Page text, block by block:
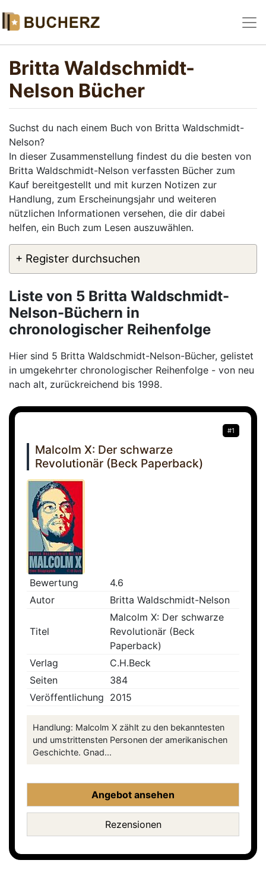
Britta Waldschmidt-
Nelson Bücher
Suchst du nach einem Buch von Britta Waldschmidt-
Nelson?
In dieser Zusammenstellung findest du die besten von
Britta Waldschmidt-Nelson verfassten Bücher zum
Kauf bereitgestellt und mit kurzen Notizen zur
Handlung, zum Erscheinungsjahr und weiteren
nützlichen Informationen versehen, die dir dabei
helfen, ein Buch zum Lesen auszuwählen.
+ Register durchsuchen
Liste von 5 Britta Waldschmidt-
Nelson-Büchern in
chronologischer Reihenfolge
Hier sind 5 Britta Waldschmidt-Nelson-Bücher, gelistet
in umgekehrter chronologischer Reihenfolge - von neu
nach alt, zurückreichend bis 1998.
#1
Malcolm X: Der schwarze
Revolutionär (Beck Paperback)
Bewertung
4.6
Autor
Britta Waldschmidt-Nelson
Titel
Malcolm X: Der schwarze
Revolutionär (Beck
Paperback)
Verlag
C.H.Beck
Seiten
384
Veröffentlichung 2015
Handlung: Malcolm X zählt zu den bekanntesten
und umstrittensten Personen der amerikanischen
Geschichte. Gnad...
Angebot ansehen
Rezensionen